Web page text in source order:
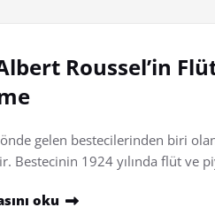
Roussel’in
önde gelen bestecilerinden biri
Bestecinin 1924 yılında flüt ve
oku